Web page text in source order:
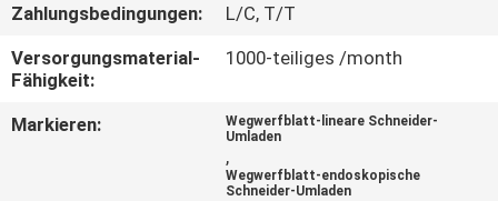
TRETEN
SIE
MIT
Zahlungsbedingungen:
L/C, T/T
Versorgungsmaterial-
Fähigkeit:
1000-teiliges /month
Markieren:
Wegwerfblatt-lineare Schneider-
Umladen
,
Wegwerfblatt-endoskopische
Schneider-Umladen